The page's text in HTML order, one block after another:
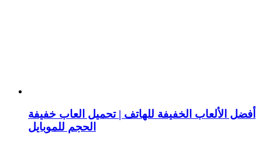
أفضل الألعاب الخفيفة للهاتف | تحميل العاب خفيفة
الحجم للموبايل